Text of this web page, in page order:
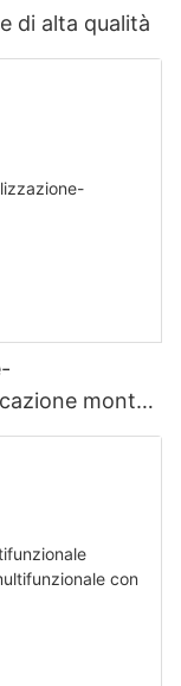
di alta qualità
montati